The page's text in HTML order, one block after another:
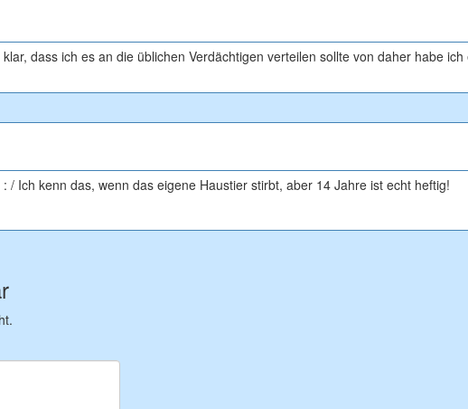
dass ich es an die üblichen Verdächtigen verteilen sollte von daher habe ich
/ Ich kenn das, wenn das eigene Haustier stirbt, aber 14 Jahre ist echt heftig!